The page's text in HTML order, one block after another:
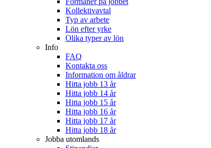
Kollektivavtal
Typ av arbete
Lön efter yrke
Olika typer av lön
Info
FAQ
Kontakta oss
Information om åldrar
Hitta jobb 13 år
Hitta jobb 14 år
Hitta jobb 15 år
Hitta jobb 16 år
Hitta jobb 17 år
Hitta jobb 18 år
Jobba utomlands